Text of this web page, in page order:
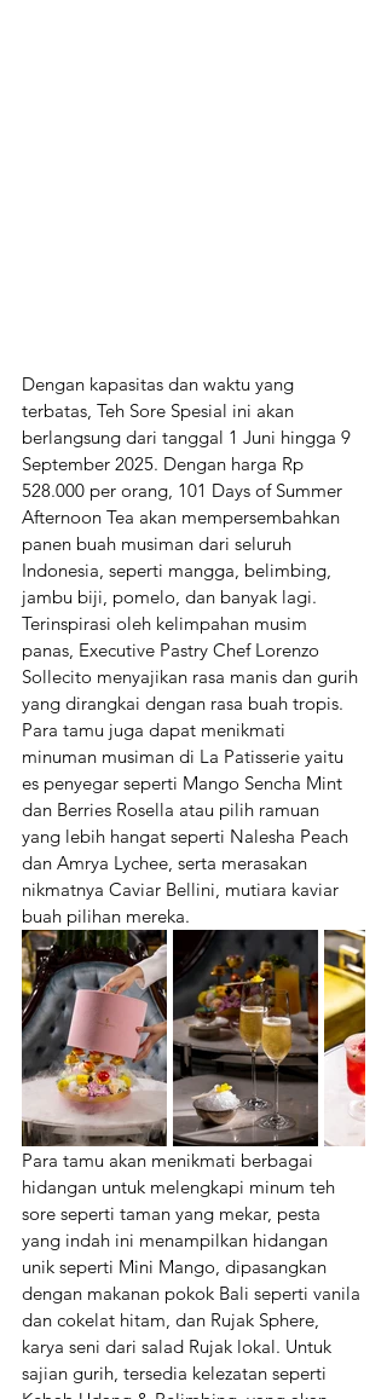
Dengan kapasitas dan waktu yang
terbatas, Teh Sore Spesial ini akan
berlangsung dari tanggal 1 Juni hingga 9
September 2025. Dengan harga Rp
528.000 per orang, 101 Days of Summer
Afternoon Tea akan mempersembahkan
panen buah musiman dari seluruh
Indonesia, seperti mangga, belimbing,
jambu biji, pomelo, dan banyak lagi.
Terinspirasi oleh kelimpahan musim
panas, Executive Pastry Chef Lorenzo
Sollecito menyajikan rasa manis dan gurih
yang dirangkai dengan rasa buah tropis.
Para tamu juga dapat menikmati
minuman musiman di La Patisserie yaitu
es penyegar seperti Mango Sencha Mint
dan Berries Rosella atau pilih ramuan
yang lebih hangat seperti Nalesha Peach
dan Amrya Lychee, serta merasakan
nikmatnya Caviar Bellini, mutiara kaviar
buah pilihan mereka.
Para tamu akan menikmati berbagai
hidangan untuk melengkapi minum teh
sore seperti taman yang mekar, pesta
yang indah ini menampilkan hidangan
unik seperti Mini Mango, dipasangkan
dengan makanan pokok Bali seperti vanila
dan cokelat hitam, dan Rujak Sphere,
karya seni dari salad Rujak lokal. Untuk
sajian gurih, tersedia kelezatan seperti